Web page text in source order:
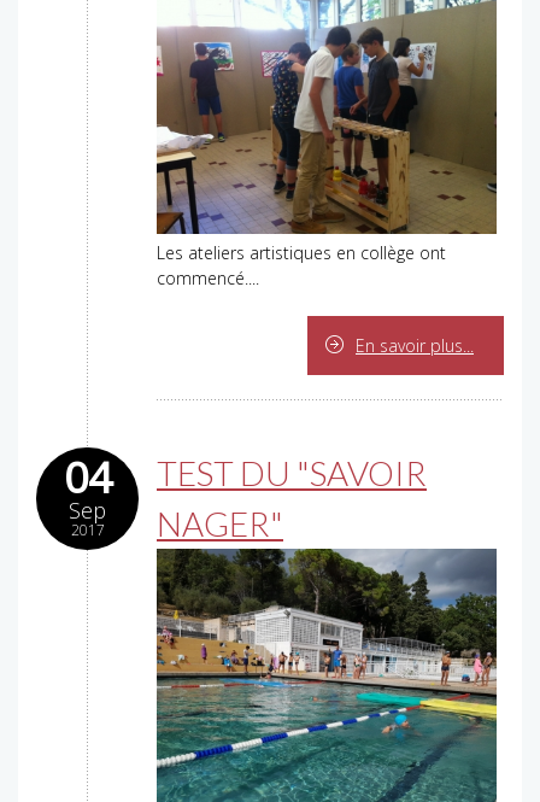
Les ateliers artistiques en collège ont
commencé....
En savoir plus...
04
Sep
2017
TEST DU "SAVOIR
NAGER"